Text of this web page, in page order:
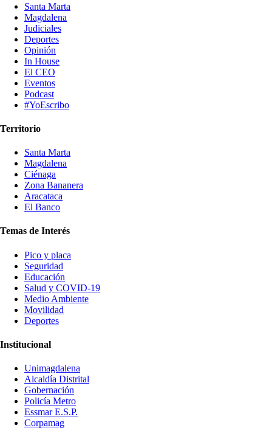
Santa Marta
Magdalena
Judiciales
Deportes
Opinión
In House
El CEO
Eventos
Podcast
#YoEscribo
Territorio
Santa Marta
Magdalena
Ciénaga
Zona Bananera
Aracataca
El Banco
Temas de Interés
Pico y placa
Seguridad
Educación
Salud y COVID-19
Medio Ambiente
Movilidad
Deportes
Institucional
Unimagdalena
Alcaldía Distrital
Gobernación
Policía Metro
Essmar E.S.P.
Corpamag